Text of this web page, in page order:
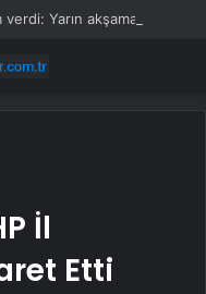
İl
Etti